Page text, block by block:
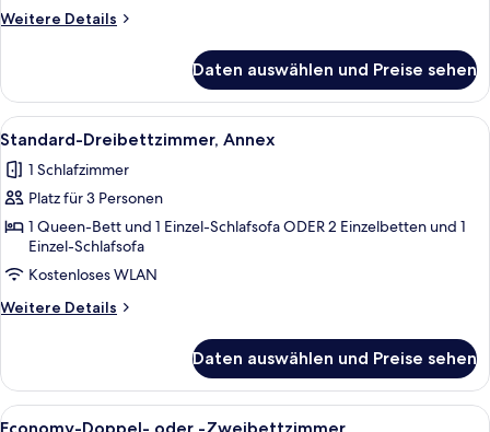
Weitere Details
Weitere
Dreibettzimmer
Daten auswählen und Preise sehen
Alle
Fotos
für
Standard-
Dreibettzimmer,
Annex
anzeigen
Ein kleines Hotelzimmer mit
5
Standard-Dreibettzimmer, Annex
1 Schlafzimmer
Platz für 3 Personen
1 Queen-Bett und 1 Einzel-Schlafsofa ODER 2 Einzelbetten und 1
Einzel-Schlafsofa
Kostenloses WLAN
Weitere Details
Weitere
Dreibettzimmer,
Annex
Daten auswählen und Preise sehen
Alle
Economy-Doppel- oder -
4